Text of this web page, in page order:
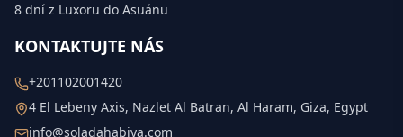
8 dní z Luxoru do Asuánu
KONTAKTUJTE NÁS
+201102001420
4 El Lebeny Axis, Nazlet Al Batran, Al Haram, Giza, Egypt
info@soladahabiya.com